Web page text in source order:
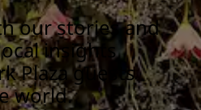
our stories and
insights
Plaza guests
world.